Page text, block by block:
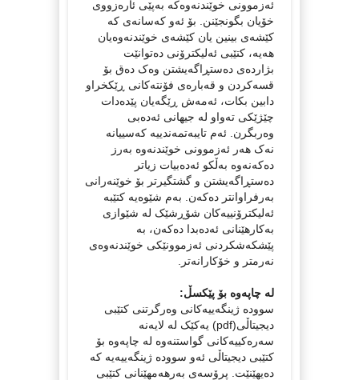
ئەزموونی خوێندنەوەکە بەپێی ئارەزووی
خۆیان بگونجێنن. بۆ ئەو کەسانەی کە
کێشەی بینین یان کێشەی خوێندنەوەیان
هەیە، کتێبی ئەلیکترۆنی دەتوانێت
بژاردەی دەستڕاگەیشتن وەک دەق بۆ
قسەکردن و قەبارەی فۆنتەکانی ڕێکخراو
دابین بکات، ئەمەش ڕێگەیان پێدەدات
چێژێکی تەواو لە جیهانی ئەدەبی
وەربگرن. ئەم تایبەتمەندییە کەسییانە
نەک هەر ئەزموونی خوێندنەوە بەرز
دەکەنەوە بەڵکو ئەدەبیات زیاتر
دەستڕاگەیشتن و گشتگیرتر بۆ خوێنەرانی
بەرفراوانتر دەکەن. بەم شێوەیە کتێبە
ئەلیکترۆنییەکان شۆڕشێک لە شێوازی
بەکارهێنانی ئەدەبدا دەکەن، بە
پێشکەشکردنی ئەزموونێکی خوێندنەوەی
نەرمتر و خۆکارانەتر.
لە چاپەوە بۆ پێکسڵ:
سوودە ژینگەییەکانی وەرگرتنی کتێبی
دیجیتاڵی(pdf) یەکێک لە لایەنە
سەرەکییەکانی گواستنەوە لە چاپەوە بۆ
کتێبی دیجیتاڵی ئەو سوودە ژینگەییەیە کە
دەیھێنێت. پرۆسەی بەرهەمهێنانی کتێبی